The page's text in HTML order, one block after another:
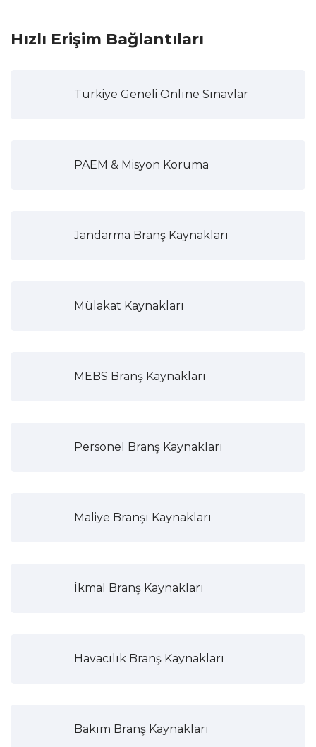
Hızlı Erişim Bağlantıları
Türkiye Geneli Onlıne Sınavlar
PAEM & Misyon Koruma
Jandarma Branş Kaynakları
Mülakat Kaynakları
MEBS Branş Kaynakları
Personel Branş Kaynakları
Maliye Branşı Kaynakları
İkmal Branş Kaynakları
Havacılık Branş Kaynakları
Bakım Branş Kaynakları